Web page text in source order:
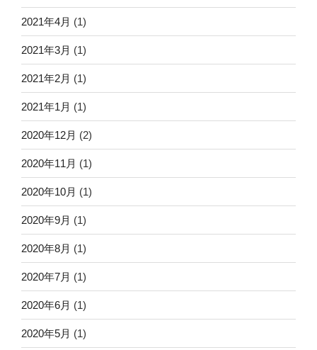
2021年4月 (1)
2021年3月 (1)
2021年2月 (1)
2021年1月 (1)
2020年12月 (2)
2020年11月 (1)
2020年10月 (1)
2020年9月 (1)
2020年8月 (1)
2020年7月 (1)
2020年6月 (1)
2020年5月 (1)